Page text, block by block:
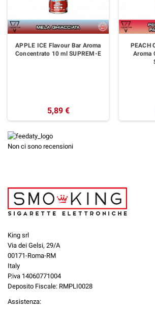
APPLE ICE Flavour Bar Aroma
Concentrato 10 ml SUPREM-E
5,89 €
PEACH
Aroma
Non ci sono recensioni
King srl
Via dei Gelsi, 29/A
00171-Roma-RM
Italy
P.iva 14060771004
Deposito Fiscale: RMPLI0028
Assistenza: